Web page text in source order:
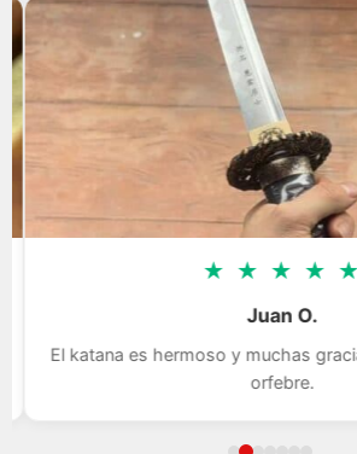
★ ★ ★ ★
Juan O.
El katana es hermoso y muchas
orfebre.